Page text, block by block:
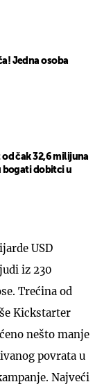
Jedna osoba
čak 32,6 milijuna
bogati dobitci u
USD
iz 230
Trećina od
Kickstarter
nešto manje
povrata u
Najveći